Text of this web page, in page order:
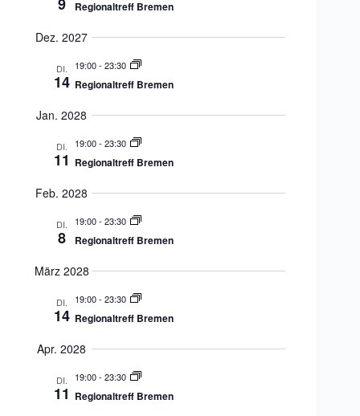
Regionaltreff Bremen
Dez. 2027
DI.
14
19:00- 23:30
Regionaltreff Bremen
Jan. 2028
DI.
11
19:00- 23:30
Regionaltreff Bremen
Feb. 2028
DI.
8
19:00- 23:30
Regionaltreff Bremen
März 2028
DI.
14
19:00- 23:30
Regionaltreff Bremen
Apr. 2028
DI.
11
19:00- 23:30
Regionaltreff Bremen